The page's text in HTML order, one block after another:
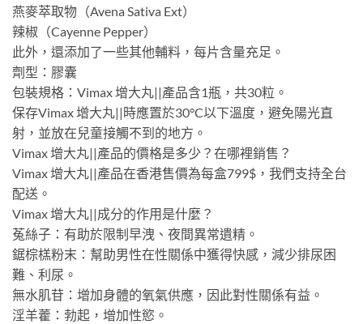
燕麥萃取物（Avena Sativa Ext）
辣椒（Cayenne Pepper）
此外，還添加了一些其他輔料，每片含量充足。
劑型：膠囊
包裝規格：Vimax 增大丸||產品含1瓶，共30粒。
保存Vimax 增大丸||時應置於30°C以下溫度，避免陽光直
射，並放在兒童接觸不到的地方。
Vimax 增大丸||產品的價格是多少？在哪裡銷售？
Vimax 增大丸||產品在香港售價為每盒799$，我們支持全台
配送。
Vimax 增大丸||成分的作用是什麼？
菟絲子：有助於限制早洩、夜間異常遺精。
鋸棕榚粉末：幫助男性在性關係中獲得快感，減少排尿困
難、利尿。
無水肌苷：增加身體的氧氣供應，因此對性關係有益。
淫羊藿：勃起，增加性慾。